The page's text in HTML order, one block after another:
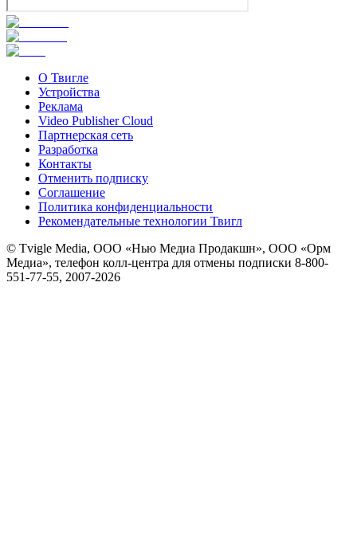
О Твигле
Устройства
Реклама
Video Publisher Cloud
Партнерская сеть
Разработка
Контакты
Отменить подписку
Соглашение
Политика конфиденциальности
Рекомендательные технологии Твигл
© Tvigle Media, ООО «Нью Медиа Продакшн», ООО «Орм
Медиа», телефон колл-центра для отмены подписки 8-800-
551-77-55, 2007-2026